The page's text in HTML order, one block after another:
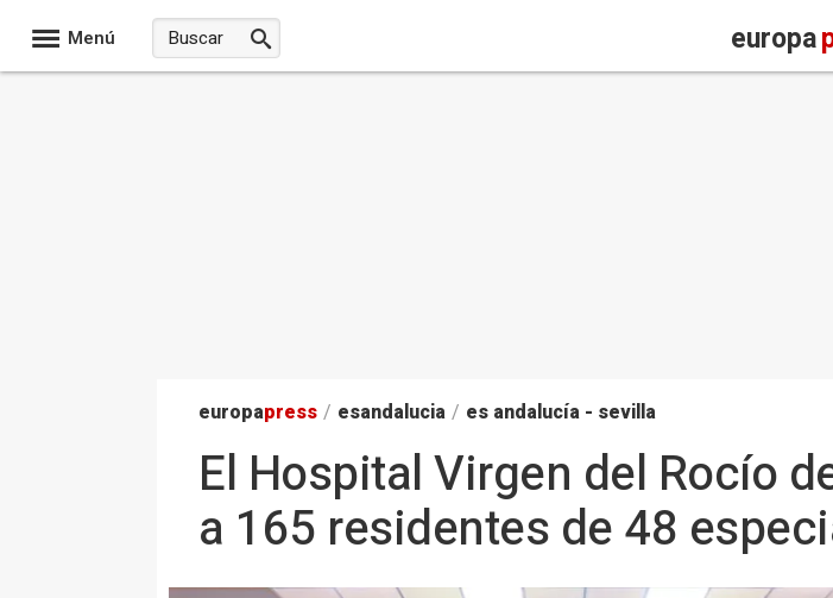
Menú europa
europapress / esandalucia / es andalucía - sevilla
El Hospital Virgen del Rocío
a 165 residentes de 48